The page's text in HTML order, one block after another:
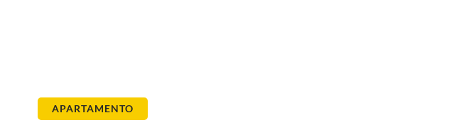
APARTAMENTO